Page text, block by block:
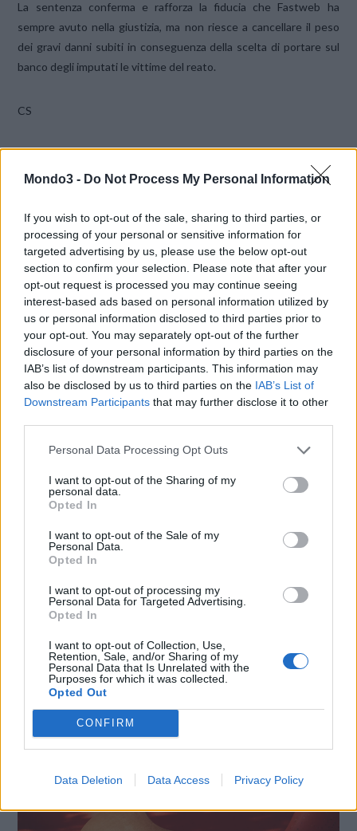
Mondo3 - Do Not Process My Personal Information
If you wish to opt-out of the sale, sharing to third parties, or
processing of your personal or sensitive information for
targeted advertising by us, please use the below opt-out
section to confirm your selection. Please note that after your
opt-out request is processed you may continue seeing
interest-based ads based on personal information utilized by
us or personal information disclosed to third parties prior to
your opt-out. You may separately opt-out of the further
disclosure of your personal information by third parties on the
IAB’s list of downstream participants. This information may
also be disclosed by us to third parties on the IAB’s List of
Downstream Participants that may further disclose it to other
Personal Data Processing Opt Outs
I want to opt-out of the Sharing of my
personal data.
Opted In
I want to opt-out of the Sale of my
Personal Data.
Opted In
I want to opt-out of processing my
Personal Data for Targeted Advertising.
Opted In
I want to opt-out of Collection, Use,
Retention, Sale, and/or Sharing of my
Personal Data that Is Unrelated with the
Purposes for which it was collected.
Opted Out
CONFIRM
Data Deletion Data Access Privacy Policy
La sentenza conferma e rafforza la fiducia che Fastweb ha
sempre avuto nella giustizia, ma non riesce a cancellare il peso
dei gravi danni subiti in conseguenza della scelta di portare sul
banco degli imputati le vittime del reato.
CS
E-mail LinkedIn Facebook
X Mastodon Telegram
WhatsApp Stampa Altro
LE MIGLIORI OFFERTE AMAZON
SMARTPHONE E NON SOLO: TECNOGAZZETTA
MODERNA SECONDO LG È A IFA 2026